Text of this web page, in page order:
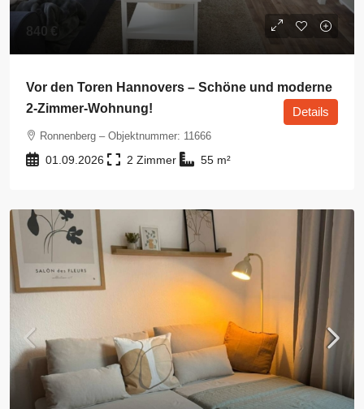
840 €
Vor den Toren Hannovers – Schöne und moderne
2-Zimmer-Wohnung!
Ronnenberg – Objektnummer: 11666
01.09.2026 2 55 m²
Details